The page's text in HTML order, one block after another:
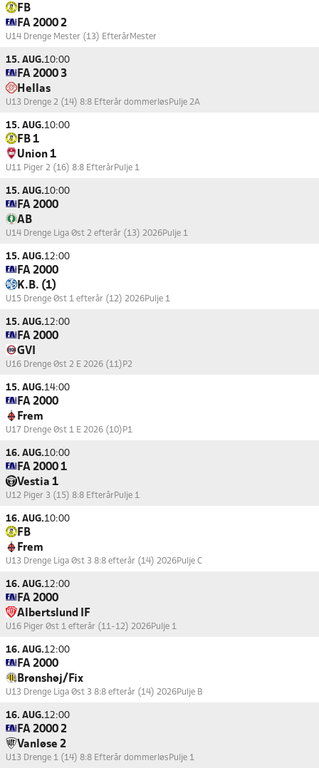
FB
FA 2000 2
U14 Drenge Mester (13) EfterårMester
15. AUG.10:00
FA 2000 3
Hellas
U13 Drenge 2 (14) 8:8 Efterår dommerløs Pulje 2A
15. AUG.10:00
FB 1
Union 1
U11 Piger 2 (16) 8:8 EfterårPulje 1
15. AUG.10:00
FA 2000
AB
U14 Drenge Liga Øst 2 efterår (13) 2026Pulje 1
15. AUG.12:00
FA 2000
K.B. (1)
U15 Drenge Øst 1 efterår (12) 2026Pulje 1
15. AUG.12:00
FA 2000
GVI
U16 Drenge Øst 2 E 2026 (11) P2
15. AUG.14:00
FA 2000
Frem
U17 Drenge Øst 1 E 2026 (10) P1
16. AUG.10:00
FA 2000 1
Vestia 1
U12 Piger 3 (15) 8:8 EfterårPulje 1
16. AUG.10:00
FB
Frem
U13 Drenge Liga Øst 3 8:8 efterår (14) 2026Pulje C
16. AUG.12:00
FA 2000
Albertslund IF
U16 Piger Øst 1 efterår (11-12) 2026Pulje 1
16. AUG.12:00
FA 2000
Brønshøj/Fix
U13 Drenge Liga Øst 3 8:8 efterår (14) 2026Pulje B
16. AUG.12:00
FA 2000 2
Vanløse 2
U13 Drenge 1 (14) 8:8 Efterår dommerløs Pulje 1